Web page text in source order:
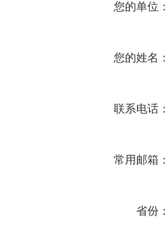
您的单位
您的姓名
联系电话
常用邮箱
省份